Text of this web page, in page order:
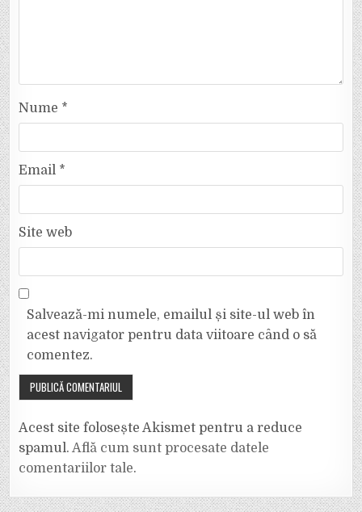
Nume *
Email *
Site web
Salvează-mi numele, emailul și site-ul web în
acest navigator pentru data viitoare când o să
comentez.
Acest site folosește Akismet pentru a reduce
spamul.Află cum sunt procesate datele
comentariilor tale.